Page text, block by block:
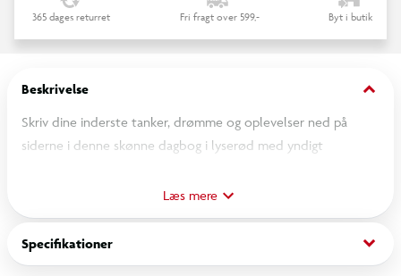
365 dages returret Fri fragt over 599,- Byt i butik
Beskrivelse keyboard_arrow_down
Skriv dine inderste tanker, drømme og oplevelser ned på
siderne i denne skønne dagbog i lyserød med yndigt
melodien ”Symphony” i ca. 20 sekunder. Dagbogen er
beskyttet med en kode, du selv kan vælge, så dine private
hemmeligheder er sikret mod nysgerrige sjæle.
Læs mere
Specifikationer keyboard_arrow_down